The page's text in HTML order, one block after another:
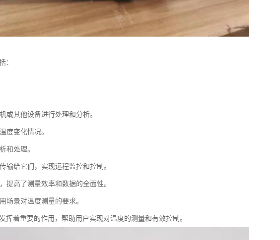
：
或其他设备进行处理和分析。
度变化情况。
和处理。
输给它们，实现远程监控和控制。
提高了测量效率和数据的全面性。
场景对温度测量的要求。
着重要的作用，帮助用户实现对温度的测量和有效控制。